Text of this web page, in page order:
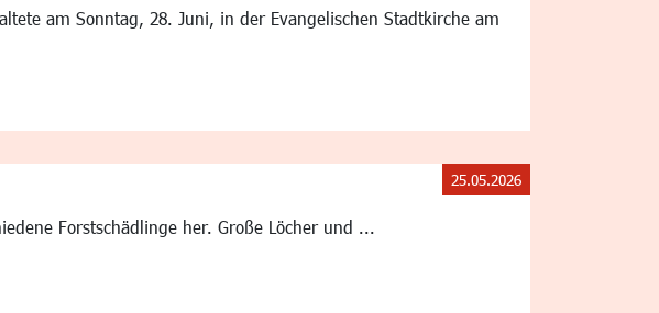
am Sonntag, 28. Juni, in der Evangelischen Stadtkirche am
Forstschädlinge her. Große Löcher und ...
25.05.2026